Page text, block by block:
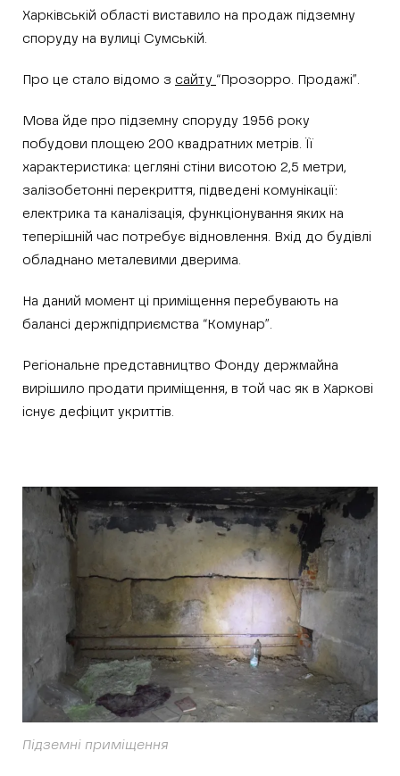
Харківській області виставило на продаж підземну
споруду на вулиці Сумській.
Про це стало відомо з сайту “Прозорро. Продажі”.
Мова йде про підземну споруду 1956 року
побудови площею 200 квадратних метрів. Її
характеристика: цегляні стіни висотою 2,5 метри,
залізобетонні перекриття, підведені комунікації:
електрика та каналізація, функціонування яких на
теперішній час потребує відновлення. Вхід до будівлі
обладнано металевими дверима.
На даний момент ці приміщення перебувають на
балансі держпідприємства “Комунар”.
Регіональне представництво Фонду держмайна
вирішило продати приміщення, в той час як в Харкові
існує дефіцит укриттів.
Підземні приміщення